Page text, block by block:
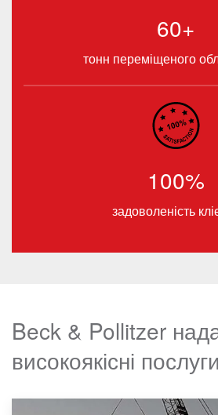
60+
тонн переміщеного
100%
задоволеність
Beck & Pollitzer
високоякісні